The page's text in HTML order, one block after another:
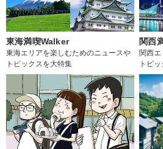
東海満喫Walker
東海エリアを楽しむためのニュースや
トピックスを大特集
関西
関西エ
トピ